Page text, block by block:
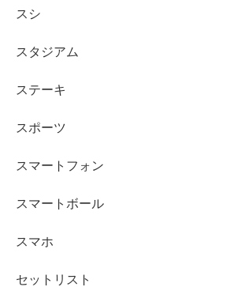
スシ
スタジアム
ステーキ
スポーツ
スマートフォン
スマートボール
スマホ
セットリスト